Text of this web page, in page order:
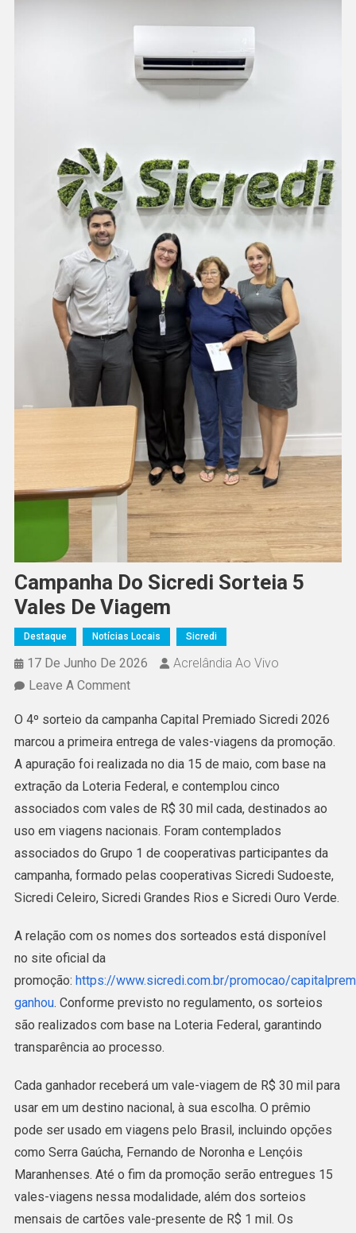
Campanha Do Sicredi Sorteia 5
Vales De Viagem
Destaque Notícias Locais Sicredi
17 De Junho De 2026
Acrelândia Ao Vivo
Leave A CommentOn
Do
Sicredi
Sorteia
5
Vales
De
Viagem
O 4º sorteio da campanha Capital Premiado Sicredi 2026
marcou a primeira entrega de vales-viagens da promoção.
A apuração foi realizada no dia 15 de maio, com base na
extração da Loteria Federal, e contemplou cinco
associados com vales de R$ 30 mil cada, destinados ao
uso em viagens nacionais. Foram contemplados
associados do Grupo 1 de cooperativas participantes da
campanha, formado pelas cooperativas Sicredi Sudoeste,
Sicredi Celeiro, Sicredi Grandes Rios e Sicredi Ouro Verde.
A relação com os nomes dos sorteados está disponível
no site oficial da
promoção: https://www.sicredi.com.br/promocao/
ganhou. Conforme previsto no regulamento, os sorteios
são realizados com base na Loteria Federal, garantindo
transparência ao processo.
Cada ganhador receberá um vale-viagem de R$ 30 mil para
usar em um destino nacional, à sua escolha. O prêmio
pode ser usado em viagens pelo Brasil, incluindo opções
como Serra Gaúcha, Fernando de Noronha e Lençóis
Maranhenses. Até o fim da promoção serão entregues 15
vales-viagens nessa modalidade, além dos sorteios
mensais de cartões vale-presente de R$ 1 mil. Os